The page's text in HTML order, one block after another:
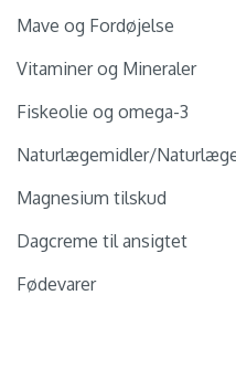
Mave og Fordøjelse
Vitaminer og Mineraler
Fiskeolie og omega-3
Naturlægemidler/
Magnesium tilskud
Dagcreme til ansigtet
Fødevarer